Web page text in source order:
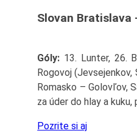
Slovan Bratislava
Góly: 13. Lunter, 26.
Rogovoj (Jevsejenkov,
Romasko – Golovľov,
za úder do hlay a kuku,
Pozrite si aj